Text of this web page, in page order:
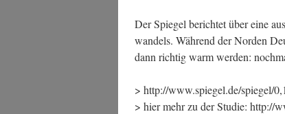
Der Spie­gel berich­tet über eine
wan­dels. Wäh­rend der Nor­den
dann rich­tig warm wer­den:
> http://www.spiegel.de/spiegel/
> hier mehr zu der Stu­die: http://